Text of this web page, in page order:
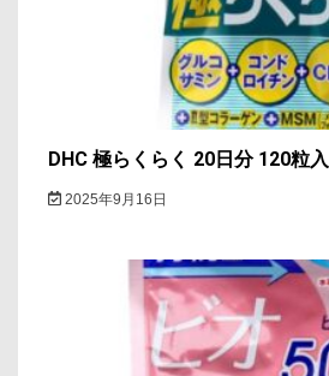
DHC 極らくらく 20日分 120粒入
2025年9月16日